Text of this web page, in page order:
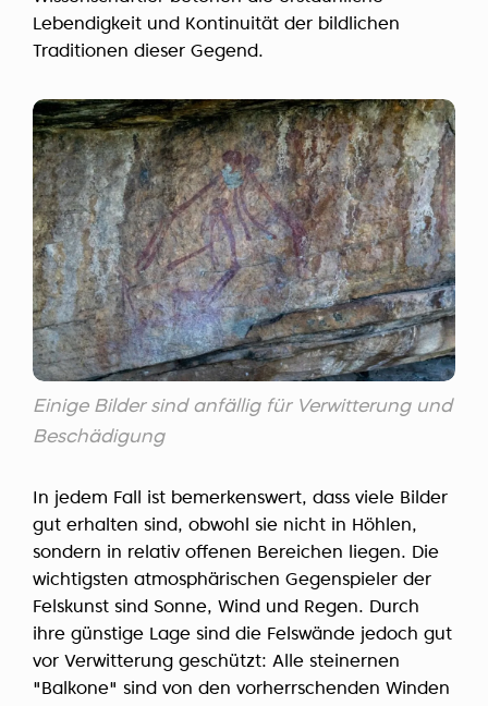
Lebendigkeit und Kontinuität der bildlichen
Traditionen dieser Gegend.
Einige Bilder sind anfällig für Verwitterung und
Beschädigung
In jedem Fall ist bemerkenswert, dass viele Bilder
gut erhalten sind, obwohl sie nicht in Höhlen,
sondern in relativ offenen Bereichen liegen. Die
wichtigsten atmosphärischen Gegenspieler der
Felskunst sind Sonne, Wind und Regen. Durch
ihre günstige Lage sind die Felswände jedoch gut
vor Verwitterung geschützt: Alle steinernen
"Balkone" sind von den vorherrschenden Winden